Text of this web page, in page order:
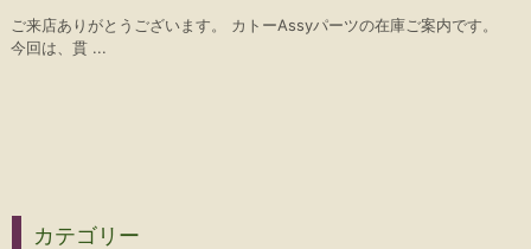
ご来店ありがとうございます。 カトーAssyパーツの在庫ご案内です。
今回は、貫 ...
カテゴリー